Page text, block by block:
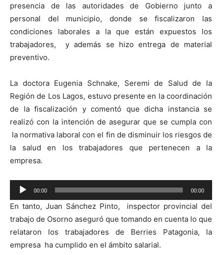
presencia de las autoridades de Gobierno junto a
personal del municipio, donde se fiscalizaron las
condiciones laborales a la que están expuestos los
trabajadores, y además se hizo entrega de material
preventivo.
La doctora Eugenia Schnake, Seremi de Salud de la
Región de Los Lagos, estuvo presente en la coordinación
de la fiscalización y comentó que dicha instancia se
realizó con la intención de asegurar que se cumpla con
la normativa laboral con el fin de disminuir los riesgos de
la salud en los trabajadores que pertenecen a la
empresa.
Reproductor
de
audio
00:00 00:00
En tanto, Juan Sánchez Pinto, inspector provincial del
trabajo de Osorno aseguró que tomando en cuenta lo que
relataron los trabajadores de Berries Patagonia, la
empresa ha cumplido en el ámbito salarial.